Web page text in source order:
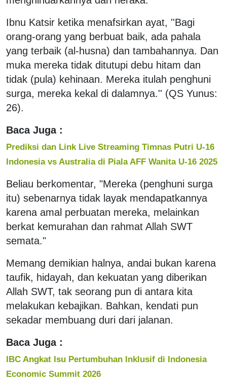
Ibnu Katsir ketika menafsirkan ayat, ''Bagi
orang-orang yang berbuat baik, ada pahala
yang terbaik (al-husna) dan tambahannya. Dan
muka mereka tidak ditutupi debu hitam dan
tidak (pula) kehinaan. Mereka itulah penghuni
surga, mereka kekal di dalamnya.'' (QS Yunus:
26).
Baca Juga :
Prediksi dan Link Live Streaming Timnas Putri U-16
Indonesia vs Australia di Piala AFF Wanita U-16 2025
Beliau berkomentar, "Mereka (penghuni surga
itu) sebenarnya tidak layak mendapatkannya
karena amal perbuatan mereka, melainkan
berkat kemurahan dan rahmat Allah SWT
semata."
Memang demikian halnya, andai bukan karena
taufik, hidayah, dan kekuatan yang diberikan
Allah SWT, tak seorang pun di antara kita
melakukan kebajikan. Bahkan, kendati pun
sekadar membuang duri dari jalanan.
Baca Juga :
IBC Angkat Isu Pertumbuhan Inklusif di Indonesia
Economic Summit 2026